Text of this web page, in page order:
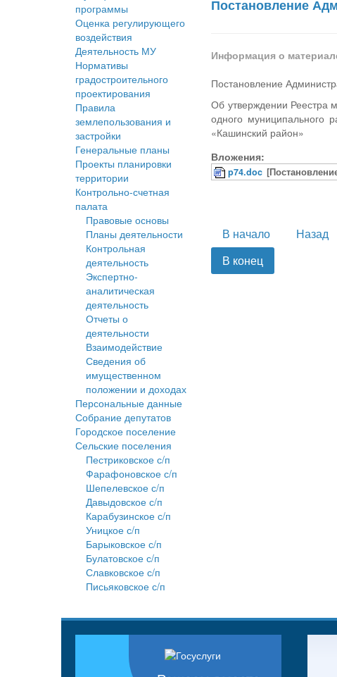
программы
Оценка регулирующего
воздействия
Деятельность МУ
Нормативы
градостроительного
проектирования
Правила
землепользования и
застройки
Генеральные планы
Проекты планировки
территории
Контрольно-счетная
палата
Правовые основы
Планы деятельности
Контрольная
деятельность
Экспертно-
аналитическая
деятельность
Отчеты о
деятельности
Взаимодействие
Сведения об
имущественном
положении и доходах
Персональные данные
Собрание депутатов
Городское поселение
Сельские поселения
Пестриковское с/п
Фарафоновское с/п
Шепелевское с/п
Давыдовское с/п
Карабузинское с/п
Уницкое с/п
Барыковское с/п
Булатовское с/п
Славковское с/п
Письяковское с/п
Постановление
Информация о
Постановление
Об утверждении Реестра
одного муниципального
«Кашинский район»
Вложения:
p74.doc
В начало Назад
В конец